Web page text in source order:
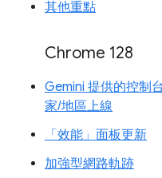
其他重點
Chrome 128
Gemini 提供的控制
家/地區上線
「效能」面板更新
加強型網路軌跡